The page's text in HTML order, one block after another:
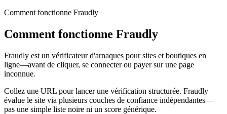
Comment fonctionne Fraudly
Comment fonctionne Fraudly
Fraudly est un vérificateur d'arnaques pour sites et boutiques en
ligne—avant de cliquer, se connecter ou payer sur une page
inconnue.
Collez une URL pour lancer une vérification structurée. Fraudly
évalue le site via plusieurs couches de confiance indépendantes—
pas une simple liste noire ni un score générique.